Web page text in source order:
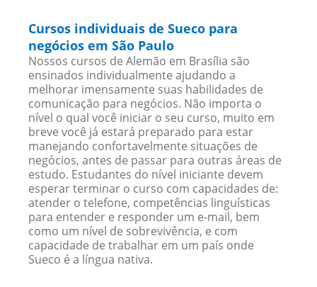
Cursos individuais de Sueco para
negócios em São Paulo
Nossos cursos de Alemão em Brasília são
ensinados individualmente ajudando a
melhorar imensamente suas habilidades de
comunicação para negócios. Não importa o
nível o qual você iniciar o seu curso, muito em
breve você já estará preparado para estar
manejando confortavelmente situações de
negócios, antes de passar para outras áreas de
estudo. Estudantes do nível iniciante devem
esperar terminar o curso com capacidades de:
atender o telefone, competências linguísticas
para entender e responder um e-mail, bem
como um nível de sobrevivência, e com
capacidade de trabalhar em um país onde
Sueco é a língua nativa.